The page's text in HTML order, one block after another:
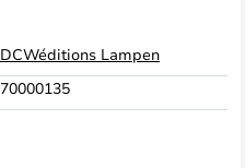
DCWéditions Lampen
70000135